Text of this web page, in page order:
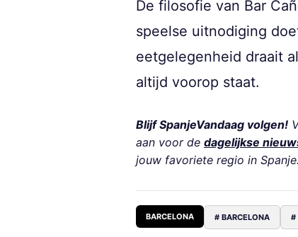
De filosofie van Bar
speelse uitnodiging
eetgelegenheid draait
altijd voorop staat.
Blijf SpanjeVandaag volgen!
aan voor de dagelijkse
jouw favoriete regio in Spanje.
BARCELONA # BARCELONA #